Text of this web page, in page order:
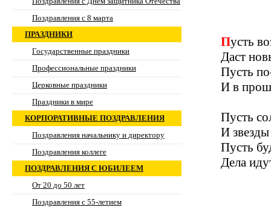
Пусть
Даст
Пусть
И в
Пусть
И
Пусть
Дела
Поздравления с 8 марта
ПРАЗДНИКИ
Государственные праздники
Профессиональные праздники
Церковные праздники
Праздники в мире
КОРПОРАТИВНЫЕ ПОЗДРАВЛЕНИЯ
Поздравления начальнику и директору
Поздравления коллеге
ПОЗДРАВЛЕНИЯ С ЮБИЛЕЕМ
От 20 до 50 лет
Поздравления с 55-летием